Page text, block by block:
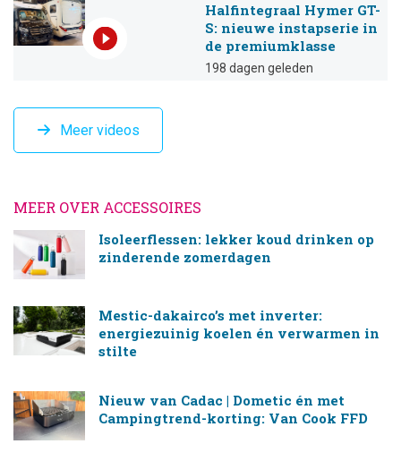
Halfintegraal Hymer GT-
S: nieuwe instapserie in
de premiumklasse
198 dagen geleden
Meer videos
MEER OVER ACCESSOIRES
Isoleerflessen: lekker koud drinken op
zinderende zomerdagen
Mestic-dakairco’s met inverter:
energiezuinig koelen én verwarmen in
stilte
Nieuw van Cadac | Dometic én met
Campingtrend-korting: Van Cook FFD